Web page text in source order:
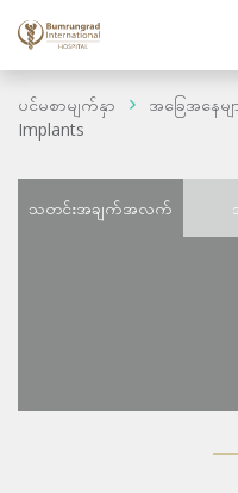
ပင်မစာမျက်နှာ အခြေအနေမ
Implants
သတင်းအချက်အလက်